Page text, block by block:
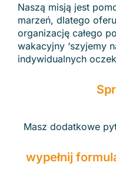
Naszą misją jest
marzeń, dlatego
organizację całego
wakacyjny ‘szyjemy
indywidualnych
Masz dodatkowe
wypełnij